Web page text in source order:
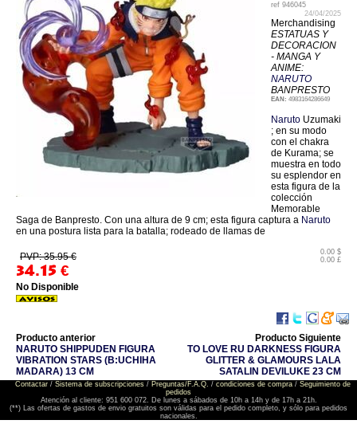
ref 946045
24/04/2025
Merchandising
ESTATUAS Y
DECORACION
- MANGA Y
ANIME:
NARUTO
BANPRESTO
EAN: 4983164286649
Naruto Uzumaki
; en su modo
con el chakra
de Kurama; se
muestra en todo
su esplendor en
esta figura de la
colección
Memorable
Saga de Banpresto. Con una altura de 9 cm; esta figura captura a Naruto
en una postura lista para la batalla; rodeado de llamas de
PVP: 35.95 €
34.15 €
0.00 $
0.00 £
No Disponible
Producto anterior
NARUTO SHIPPUDEN FIGURA
VIBRATION STARS (B:UCHIHA
MADARA) 13 CM
Producto Siguiente
TO LOVE RU DARKNESS FIGURA
GLITTER & GLAMOURS LALA
SATALIN DEVILUKE 23 CM
Contactar/ Sistema de subscripciones/ Preguntas/F.A.Q. / condiciones de compra/ Seguimiento de
pedidos
Atención al cliente: 951 600 072. De lunes a sábados de 10h a 14h y de 17h a 21h.
(**) Las ofertas de gastos de envio gratuitos son válidas para el pedido completo, y sólo para pedidos
nacionales.